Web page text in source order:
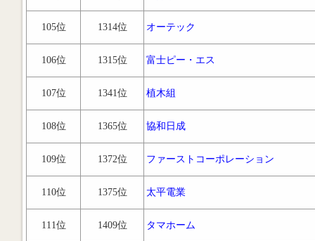
105位 1314位 オーテック
106位 1315位 富士ピー・エス
107位 1341位 植木組
108位 1365位 協和日成
109位 1372位 ファーストコーポレーション
110位 1375位 太平電業
111位 1409位 タマホーム